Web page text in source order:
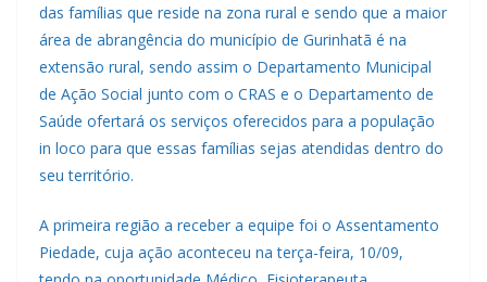
das famílias que reside na zona rural e sendo que a maior
área de abrangência do município de Gurinhatã é na
extensão rural, sendo assim o Departamento Municipal
de Ação Social junto com o CRAS e o Departamento de
Saúde ofertará os serviços oferecidos para a população
in loco para que essas famílias sejas atendidas dentro do
seu território.
A primeira região a receber a equipe foi o Assentamento
Piedade, cuja ação aconteceu na terça-feira, 10/09,